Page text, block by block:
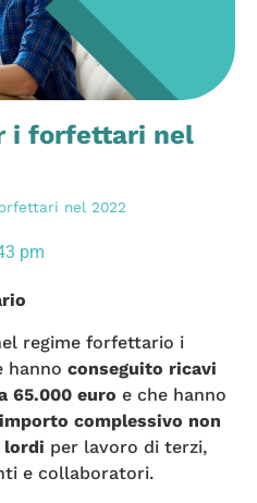
i forfettari nel
nel 2022
pm
regime forfettario i
hanno conseguito ricavi
65.000 euro e che hanno
complessivo non
lordi per lavoro di terzi,
e collaboratori.